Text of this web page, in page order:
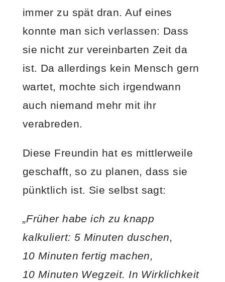
immer zu spät dran. Auf eines
konnte man sich verlassen: Dass
sie nicht zur vereinbarten Zeit da
ist. Da allerdings kein Mensch gern
wartet, mochte sich irgendwann
auch niemand mehr mit ihr
verabreden.
Diese Freundin hat es mittlerweile
geschafft, so zu planen, dass sie
pünktlich ist. Sie selbst sagt:
„Früher habe ich zu knapp
kalkuliert: 5 Minuten duschen,
10 Minuten fertig machen,
10 Minuten Wegzeit. In Wirklichkeit